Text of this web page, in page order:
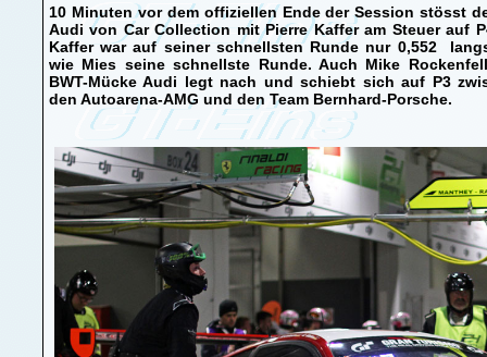
10 Minuten vor dem offiziellen Ende der Session stösst
Audi von Car Collection mit Pierre Kaffer am Steuer auf
Kaffer war auf seiner schnellsten Runde nur 0,552
wie Mies seine schnellste Runde. Auch Mike
BWT-Mücke Audi legt nach und schiebt sich auf P3
den Autoarena-AMG und den Team Bernhard-Porsche.